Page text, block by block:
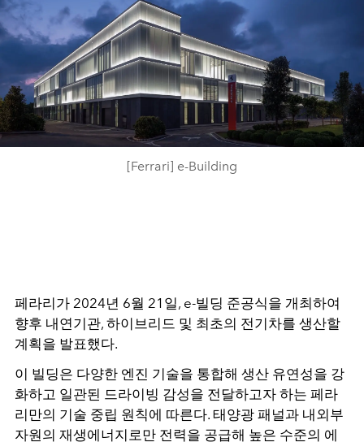
[Ferrari] e-Building
페라리가 2024년 6월 21일, e-빌딩 준공식을 개최하여
향후 내연기관, 하이브리드 및 최초의 전기차를 생산할
계획을 발표했다.
이 빌딩은 다양한 엔진 기술을 통합해 생산 유연성을 강
화하고 일관된 드라이빙 감성을 전달하고자 하는 페라
리만의 기술 중립 원칙에 따른다. 태양광 패널과 내외부
자원의 재생에너지로만 전력을 공급해 높은 수준의 에